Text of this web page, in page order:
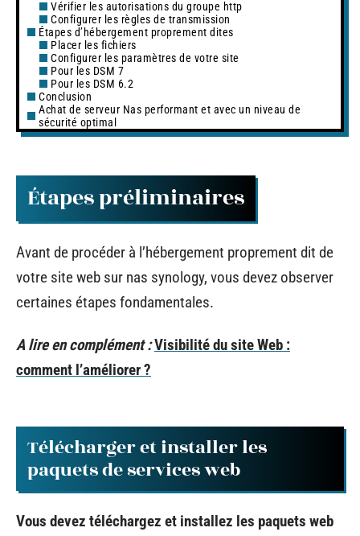
Vérifier les autorisations du groupe http
Configurer les règles de transmission
Étapes d’hébergement proprement dites
Placer les fichiers
Configurer les paramètres de votre site
Pour les DSM 7
Pour les DSM 6.2
Conclusion
Achat de serveur Nas performant et avec un niveau de
sécurité optimal
Étapes préliminaires
Avant de procéder à l’hébergement proprement dit de
votre site web sur nas synology, vous devez observer
certaines étapes fondamentales.
A lire en complément :Visibilité du site Web :
comment l’améliorer ?
Télécharger et installer les
paquets de services web
Vous devez téléchargez et installez les paquets web